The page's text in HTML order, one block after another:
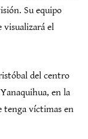
Su equipo
visualizará el
del centro
en la
tenga víctimas en